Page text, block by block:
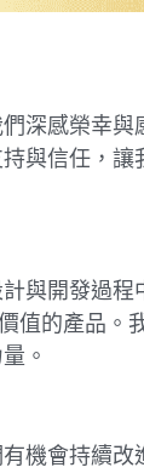
深感榮幸與
與信任，讓
與開發過程
值的產品。
。
機會持續改